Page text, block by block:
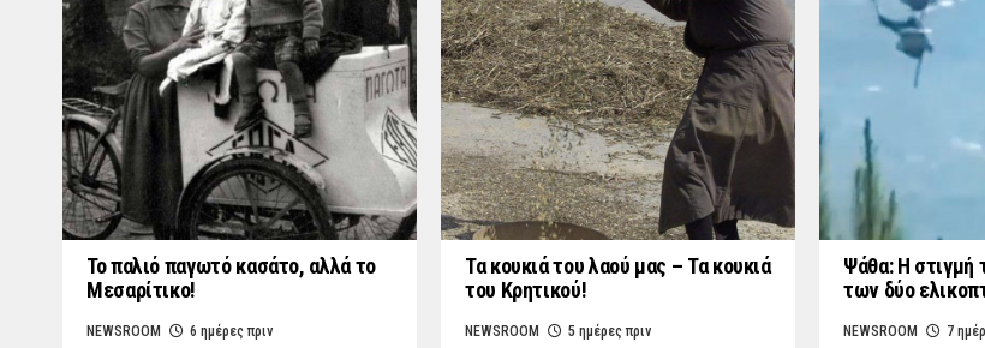
Το παλιό παγωτό κασάτο, αλλά το
Μεσαρίτικο!
NEWSROOM 6 ημέρες πριν
Τα κουκιά του λαού μας – Τα κουκιά
του Κρητικού!
NEWSROOM 5 ημέρες πριν
Ψάθα: Η στιγμή
των δύο
NEWSROOM 7